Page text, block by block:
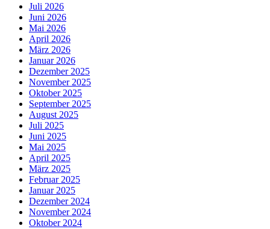
Juli 2026
Juni 2026
Mai 2026
April 2026
März 2026
Januar 2026
Dezember 2025
November 2025
Oktober 2025
September 2025
August 2025
Juli 2025
Juni 2025
Mai 2025
April 2025
März 2025
Februar 2025
Januar 2025
Dezember 2024
November 2024
Oktober 2024